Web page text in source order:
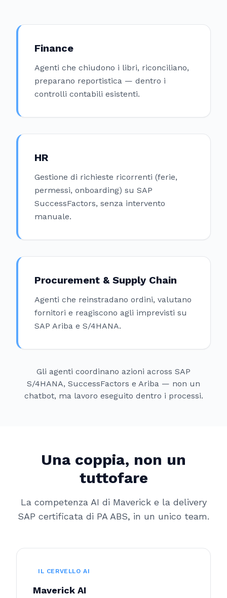
Finance
Agenti che chiudono i libri, riconciliano,
preparano reportistica — dentro i
controlli contabili esistenti.
HR
Gestione di richieste ricorrenti (ferie,
permessi, onboarding) su SAP
SuccessFactors, senza intervento
manuale.
Procurement & Supply Chain
Agenti che reinstradano ordini, valutano
fornitori e reagiscono agli imprevisti su
SAP Ariba e S/4HANA.
Gli agenti coordinano azioni across SAP
S/4HANA, SuccessFactors e Ariba — non un
chatbot, ma lavoro eseguito dentro i processi.
Una coppia, non un
tuttofare
La competenza AI di Maverick e la delivery
SAP certificata di PA ABS, in un unico team.
IL CERVELLO AI
Maverick AI